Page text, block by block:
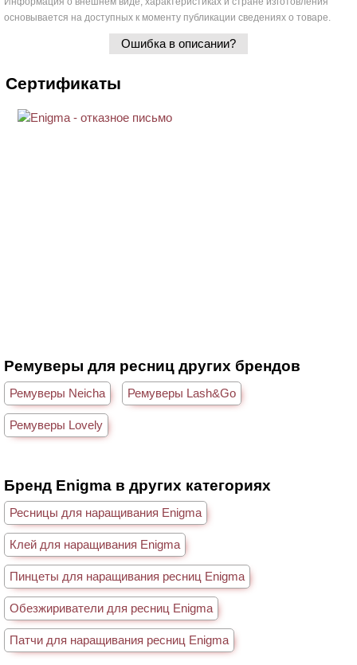
основывается на доступных к моменту публикации сведениях о товаре.
Ошибка в описании?
Сертификаты
Ремуверы для ресниц других брендов
Ремуверы Neicha Ремуверы Lash&Go
Ремуверы Lovely
Бренд Enigma в других категориях
Ресницы для наращивания Enigma
Клей для наращивания Enigma
Пинцеты для наращивания ресниц Enigma
Обезжириватели для ресниц Enigma
Патчи для наращивания ресниц Enigma